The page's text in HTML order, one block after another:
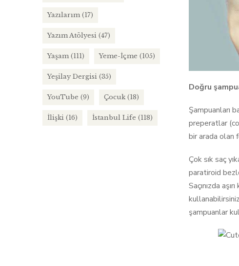
Doğru
Şampuanları
preperatlar
bir arada olan
Çok sık saç
paratiroid
Saçınızda
şampuanlar
Yazılarım (17)
Yazım Atölyesi (47)
Yaşam (111) Yeme-İçme (105)
Yeşilay Dergisi (35)
YouTube (9) Çocuk(18)
İlişki (16) İstanbul Life (118)